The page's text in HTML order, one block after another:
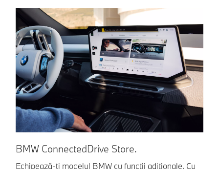
BMW ConnectedDrive Store.
Echipează-ți modelul BMW cu funcţii adiţionale. Cu